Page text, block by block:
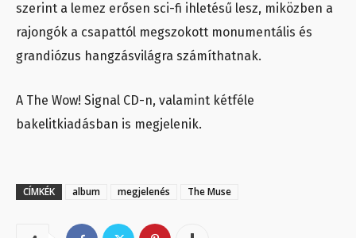
szerint a lemez erősen sci-fi ihletésű lesz, miközben a
rajongók a csapattól megszokott monumentális és
grandiózus hangzásvilágra számíthatnak.
A The Wow! Signal CD-n, valamint kétféle
bakelitkiadásban is megjelenik.
CÍMKÉK album megjelenés The Muse